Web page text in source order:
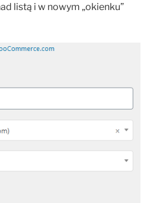
listą i w nowym „okienku”